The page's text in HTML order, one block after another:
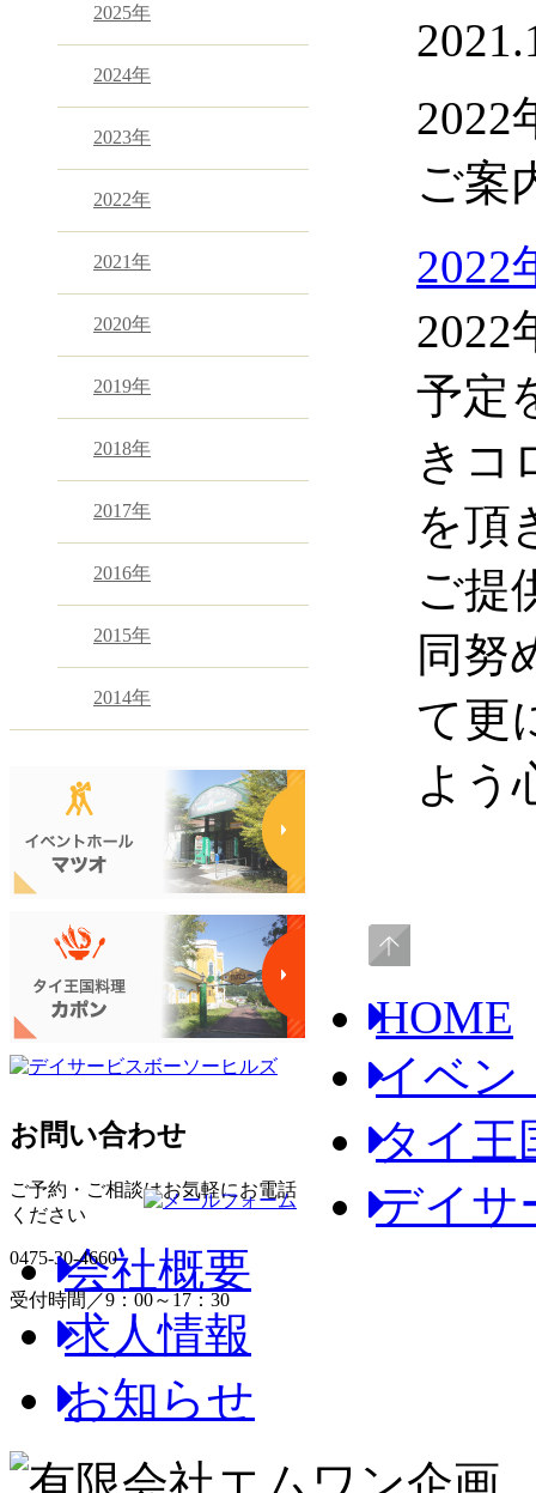
2025年
2024年
2023年
2022年
2021年
2020年
2019年
2018年
2017年
2016年
2015年
2014年
お問い合わせ
ご予約・ご相談はお気軽にお電話
ください
0475-30-4660
受付時間／9：00～17：30
2022
ご案
2022
2022
予定
きコ
を頂
ご提
同努
て更
よう
HOME
イベン
タイ王
デイサ
会社概要
求人情報
お知らせ